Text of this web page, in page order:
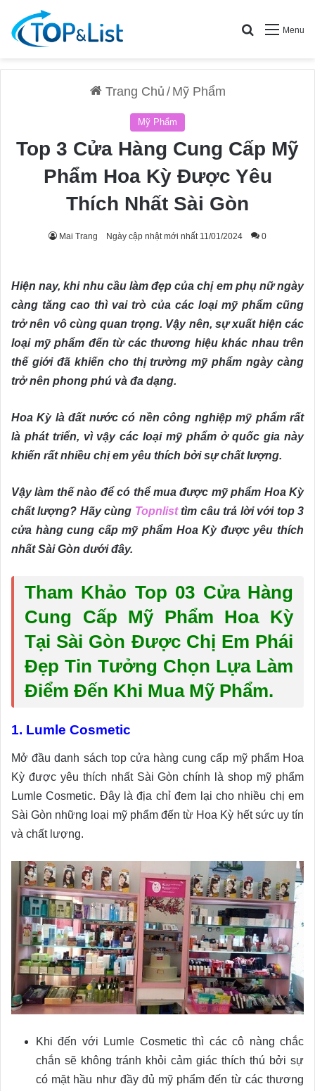
Menu
Search for
Trang Chủ / Mỹ Phẩm
Mỹ Phẩm
Top 3 Cửa Hàng Cung Cấp Mỹ
Phẩm Hoa Kỳ Được Yêu
Thích Nhất Sài Gòn
Mai Trang Ngày cập nhật mới nhất 11/01/2024 0
Hiện nay, khi nhu cầu làm đẹp của chị em phụ nữ ngày
càng tăng cao thì vai trò của các loại mỹ phẩm cũng
trở nên vô cùng quan trọng. Vậy nên, sự xuất hiện các
loại mỹ phẩm đến từ các thương hiệu khác nhau trên
thế giới đã khiến cho thị trường mỹ phẩm ngày càng
trở nên phong phú và đa dạng.
Hoa Kỳ là đất nước có nền công nghiệp mỹ phẩm rất
là phát triển, vì vậy các loại mỹ phẩm ở quốc gia này
khiến rất nhiều chị em yêu thích bởi sự chất lượng.
Vậy làm thế nào để có thể mua được mỹ phẩm Hoa Kỳ
chất lượng? Hãy cùng Topnlisttìm câu trả lời với top 3
cửa hàng cung cấp mỹ phẩm Hoa Kỳ được yêu thích
nhất Sài Gòn dưới đây.
Tham Khảo Top 03 Cửa Hàng
Cung Cấp Mỹ Phẩm Hoa Kỳ
Tại Sài Gòn Được Chị Em Phái
Đẹp Tin Tưởng Chọn Lựa Làm
Điểm Đến Khi Mua Mỹ Phẩm.
1. Lumle Cosmetic
Mở đầu danh sách top cửa hàng cung cấp mỹ phẩm Hoa
Kỳ được yêu thích nhất Sài Gòn chính là shop mỹ phẩm
Lumle Cosmetic. Đây là địa chỉ đem lại cho nhiều chị em
Sài Gòn những loại mỹ phẩm đến từ Hoa Kỳ hết sức uy tín
và chất lượng.
Khi đến với Lumle Cosmetic thì các cô nàng chắc
chắn sẽ không tránh khỏi cảm giác thích thú bởi sự
có mặt hầu như đầy đủ mỹ phẩm đến từ các thương